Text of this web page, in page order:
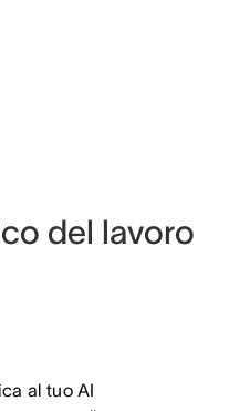
del lavoro
al tuo AI